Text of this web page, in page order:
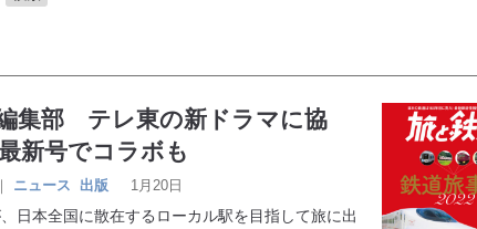
集部 テレ東の新ドラマに協
新号でコラボも
｜ ニュース 出版 1月20日
日本全国に散在するローカル駅を目指して旅に出